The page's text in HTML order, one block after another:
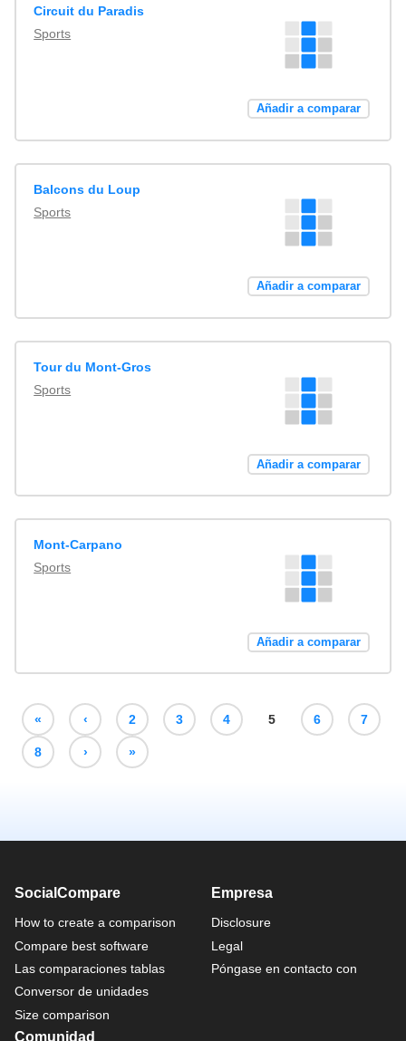
Circuit du Paradis
Sports
Añadir a comparar
Balcons du Loup
Sports
Añadir a comparar
Tour du Mont-Gros
Sports
Añadir a comparar
Mont-Carpano
Sports
Añadir a comparar
« ‹ 2 3 4 5 6 7
8 › »
SocialCompare
How to create a comparison
Compare best software
Las comparaciones tablas
Conversor de unidades
Size comparison
Empresa
Disclosure
Legal
Póngase en contacto con
Comunidad